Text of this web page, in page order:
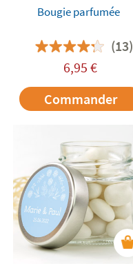
Bougie parfumée
(13)
6,95 €
Commander